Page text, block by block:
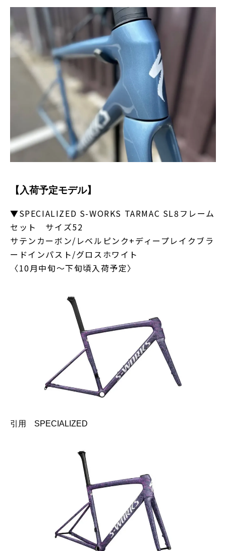
【入荷予定モデル】
▼SPECIALIZED S-WORKS TARMAC SL8フレーム
セット サイズ52
サテンカーボン/レベルピンク+ディープレイクブラ
ードインパスト/グロスホワイト
〈10月中旬～下旬頃入荷予定〉
引用 SPECIALIZED